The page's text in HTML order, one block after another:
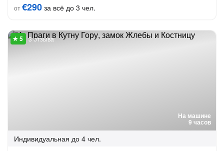
от€290 за всё до 3 чел.
На машине
9 часов
3 отзыва
Индивидуальная до 4 чел.